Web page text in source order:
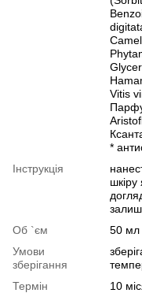
Vitis
*
Інструкція
шкіру
Об `єм
50 мл
Умови
зберігання
Термін
10